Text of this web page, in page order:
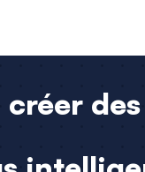
créer des